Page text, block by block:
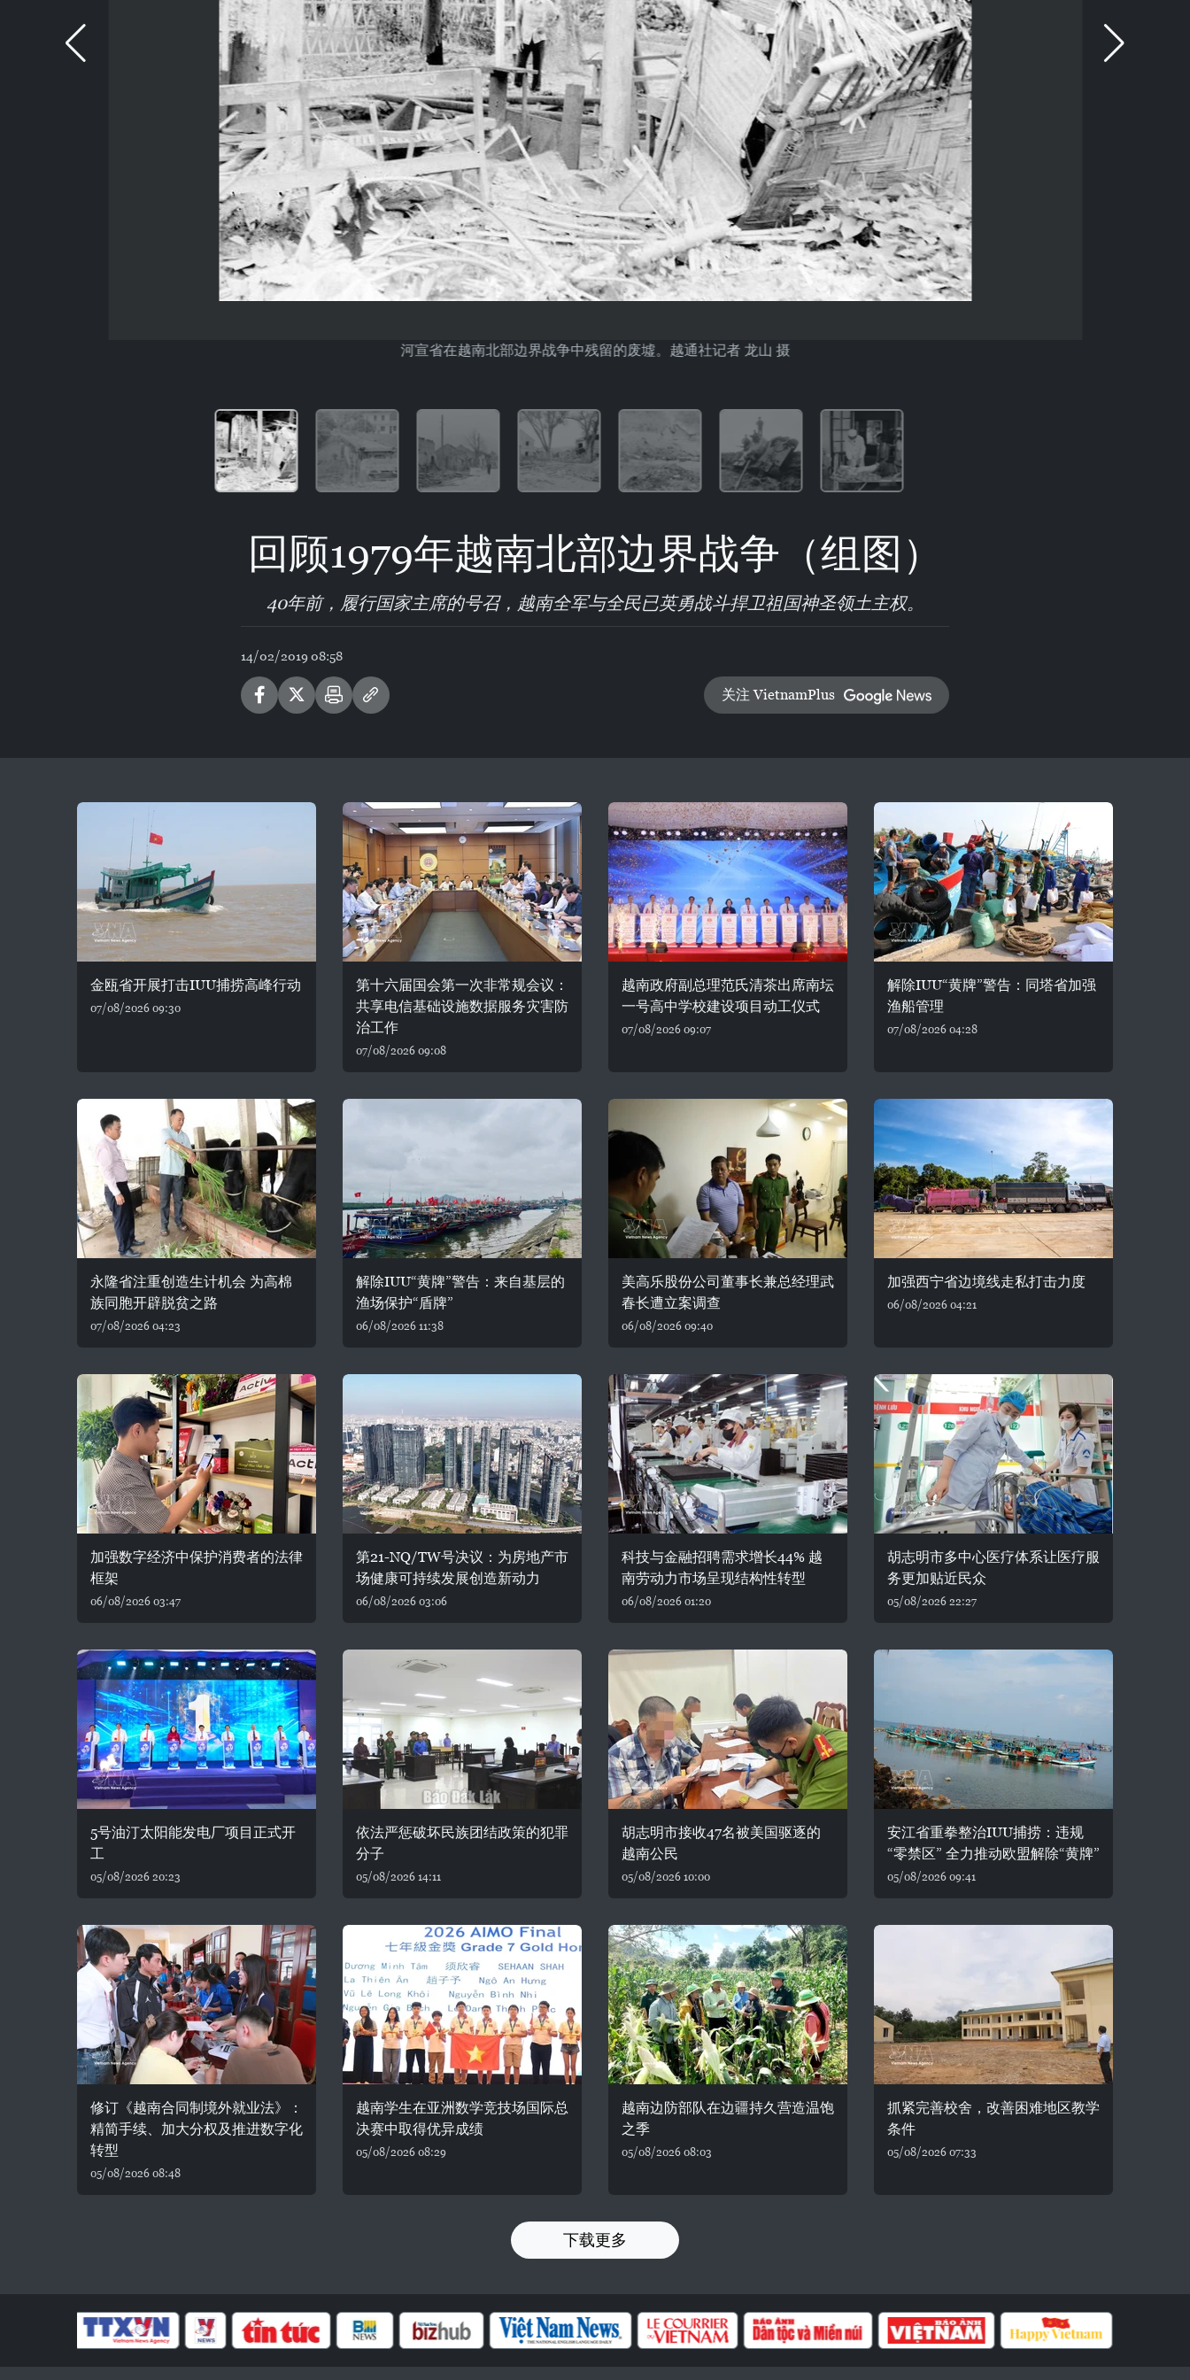
河宣省在越南北部边界战争中残留的废墟。越通社记者 龙山 摄
回顾1979年越南北部边界战争（组图）
40年前，履行国家主席的号召，越南全军与全民已英勇战斗捍卫祖国神圣领土主权。
14/02/2019 08:58
关注 VietnamPlus
金瓯省开展打击IUU捕捞高峰行动
07/08/2026 09:30
第十六届国会第一次非常规会议：
共享电信基础设施数据服务灾害防
治工作
07/08/2026 09:08
越南政府副总理范氏清茶出席南坛
一号高中学校建设项目动工仪式
07/08/2026 09:07
解除IUU“黄牌”警告：同塔省加强
渔船管理
07/08/2026 04:28
永隆省注重创造生计机会 为高棉
族同胞开辟脱贫之路
07/08/2026 04:23
解除IUU“黄牌”警告：来自基层的
渔场保护“盾牌”
06/08/2026 11:38
美高乐股份公司董事长兼总经理武
春长遭立案调查
06/08/2026 09:40
加强西宁省边境线走私打击力度
06/08/2026 04:21
加强数字经济中保护消费者的法律
框架
06/08/2026 03:47
第21-NQ/TW号决议：为房地产市
场健康可持续发展创造新动力
06/08/2026 03:06
科技与金融招聘需求增长44% 越
南劳动力市场呈现结构性转型
06/08/2026 01:20
胡志明市多中心医疗体系让医疗服
务更加贴近民众
05/08/2026 22:27
5号油汀太阳能发电厂项目正式开
工
05/08/2026 20:23
依法严惩破坏民族团结政策的犯罪
分子
05/08/2026 14:11
胡志明市接收47名被美国驱逐的
越南公民
05/08/2026 10:00
安江省重拳整治IUU捕捞：违规
“零禁区” 全力推动欧盟解除“黄牌”
05/08/2026 09:41
修订《越南合同制境外就业法》：
精简手续、加大分权及推进数字化
转型
05/08/2026 08:48
越南学生在亚洲数学竞技场国际总
决赛中取得优异成绩
05/08/2026 08:29
越南边防部队在边疆持久营造温饱
之季
05/08/2026 08:03
抓紧完善校舍，改善困难地区教学
条件
05/08/2026 07:33
下载更多